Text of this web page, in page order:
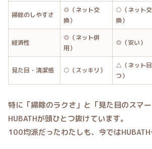
掃除のしやすさ
◎（ネット交
換）
○（ネット交
換）
経済性
◎（ネット併
用）
◎（安い）
見た目・清潔感 ○（スッキリ）
△（ネット
つ）
特に「掃除のラクさ」と「見た目のスマー
HUBATHが頭ひとつ抜けています。
100均派だったわたしも、今ではHUBATH